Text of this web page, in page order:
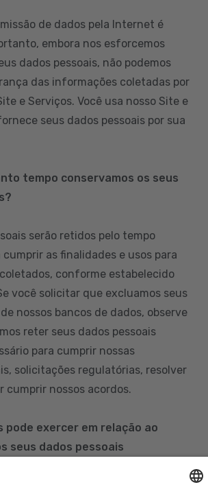
de dados pela Internet é
embora nos esforcemos
dados pessoais, não podemos
das informações coletadas por
e Serviços. Você usa nosso Site e
seus dados pessoais por sua
tempo conservamos os seus
serão retidos pelo tempo
cumprir as finalidades e usos para
conforme estabelecido
você solicitar que excluamos seus
nossos bancos de dados, observe
reter seus dados pessoais
para cumprir nossas
solicitações regulatórias, resolver
cumprir nossos acordos.
pode exercer em relação ao
seus dados pessoais